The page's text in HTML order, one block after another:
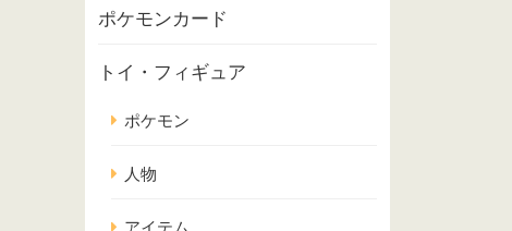
ポケモンカード
トイ・フィギュア
ポケモン
人物
アイテム